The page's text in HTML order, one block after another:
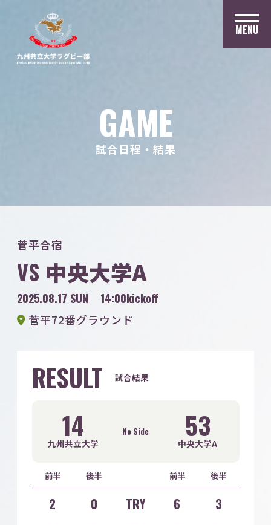
MENU
GAME
試合日程・結果
菅平合宿
VS 中央大学A
2025.08.17 SUN
14:00kickoff
菅平72番グラウンド
RESULT 試合結果
14
九州共立大学
No Side 53
中央大学A
前半 後半 前半 後半
2 0 TRY 6
3